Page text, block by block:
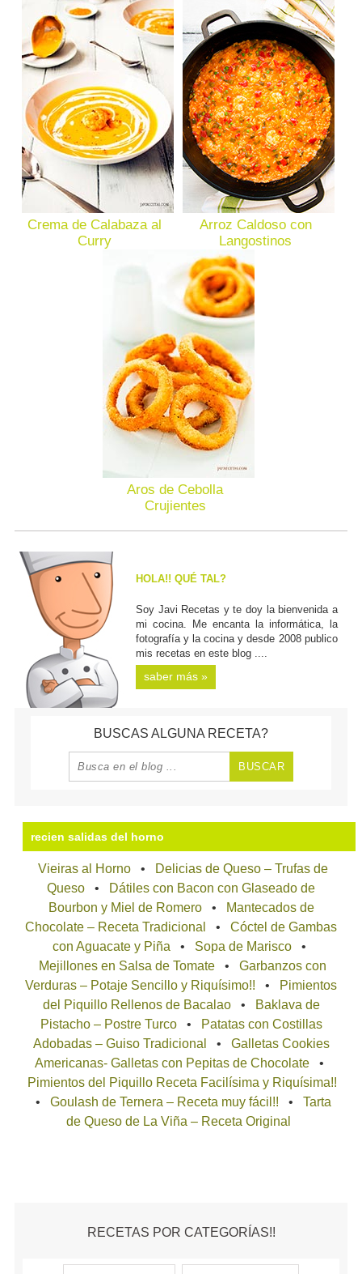
Crema de Calabaza al
Curry
Arroz Caldoso con
Langostinos
Aros de Cebolla
Crujientes
HOLA!! QUÉ TAL?
Soy Javi Recetas y te doy la bienvenida a
mi cocina. Me encanta la informática, la
fotografía y la cocina y desde 2008 publico
mis recetas en este blog ....
saber más »
BUSCAS ALGUNA RECETA?
recien salidas del horno
Vieiras al Horno
Delicias de Queso – Trufas de
Queso
Dátiles con Bacon con Glaseado de
Bourbon y Miel de Romero
Mantecados de
Chocolate – Receta Tradicional
Cóctel de Gambas
con Aguacate y Piña
Sopa de Marisco
Mejillones en Salsa de Tomate
Garbanzos con
Verduras – Potaje Sencillo y Riquísimo!!
Pimientos
del Piquillo Rellenos de Bacalao
Baklava de
Pistacho – Postre Turco
Patatas con Costillas
Adobadas – Guiso Tradicional
Galletas Cookies
Americanas- Galletas con Pepitas de Chocolate
Pimientos del Piquillo Receta Facilísima y Riquísima!!
Goulash de Ternera – Receta muy fácil!!
Tarta
de Queso de La Viña – Receta Original
RECETAS POR CATEGORÍAS!!